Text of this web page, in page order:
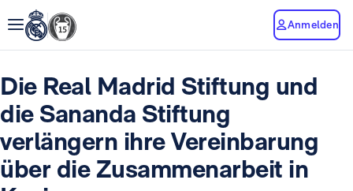
Anmelden
Die Real Madrid Stiftung und
die Sananda Stiftung
verlängern ihre Vereinbarung
über die Zusammenarbeit in